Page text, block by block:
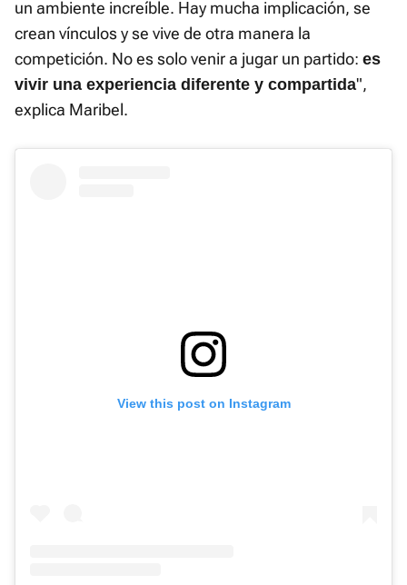
un ambiente increíble. Hay mucha implicación, se
crean vínculos y se vive de otra manera la
competición. No es solo venir a jugar un partido: es
vivir una experiencia diferente y compartida",
explica Maribel.
View this post on Instagram